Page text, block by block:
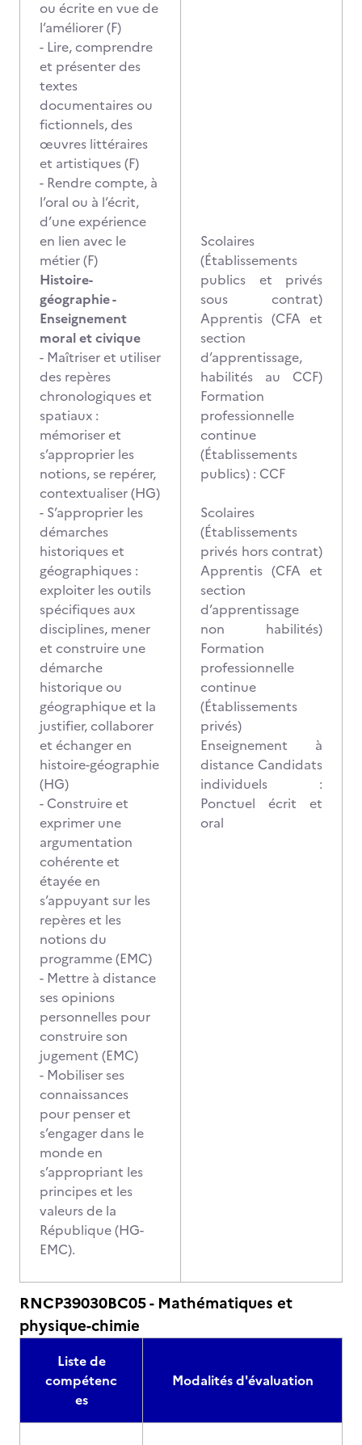
ou écrite en vue de
l’améliorer (F)
- Lire, comprendre
et présenter des
textes
documentaires ou
fictionnels, des
œuvres littéraires
et artistiques (F)
- Rendre compte, à
l’oral ou à l’écrit,
d’une expérience
en lien avec le
métier (F)
Histoire-
géographie -
Enseignement
moral et civique
- Maîtriser et utiliser
des repères
chronologiques et
spatiaux :
mémoriser et
s’approprier les
notions, se repérer,
contextualiser (HG)
- S’approprier les
démarches
historiques et
géographiques :
exploiter les outils
spécifiques aux
disciplines, mener
et construire une
démarche
historique ou
géographique et la
justifier, collaborer
et échanger en
histoire-géographie
(HG)
- Construire et
exprimer une
argumentation
cohérente et
étayée en
s’appuyant sur les
repères et les
notions du
programme (EMC)
- Mettre à distance
ses opinions
personnelles pour
construire son
jugement (EMC)
- Mobiliser ses
connaissances
pour penser et
s’engager dans le
monde en
s’appropriant les
principes et les
valeurs de la
République (HG-
EMC).
Scolaires
(Établissements
publics et privés
sous contrat)
Apprentis (CFA et
section
d’apprentissage,
habilités au CCF)
Formation
professionnelle
continue
(Établissements
publics) : CCF
Scolaires
(Établissements
privés hors contrat)
Apprentis (CFA et
section
d’apprentissage
non habilités)
Formation
professionnelle
continue
(Établissements
privés)
Enseignement à
distance Candidats
individuels :
Ponctuel écrit et
oral
RNCP39030BC05 - Mathématiques et
physique-chimie
Liste de
compétenc
es
Modalités d'évaluation